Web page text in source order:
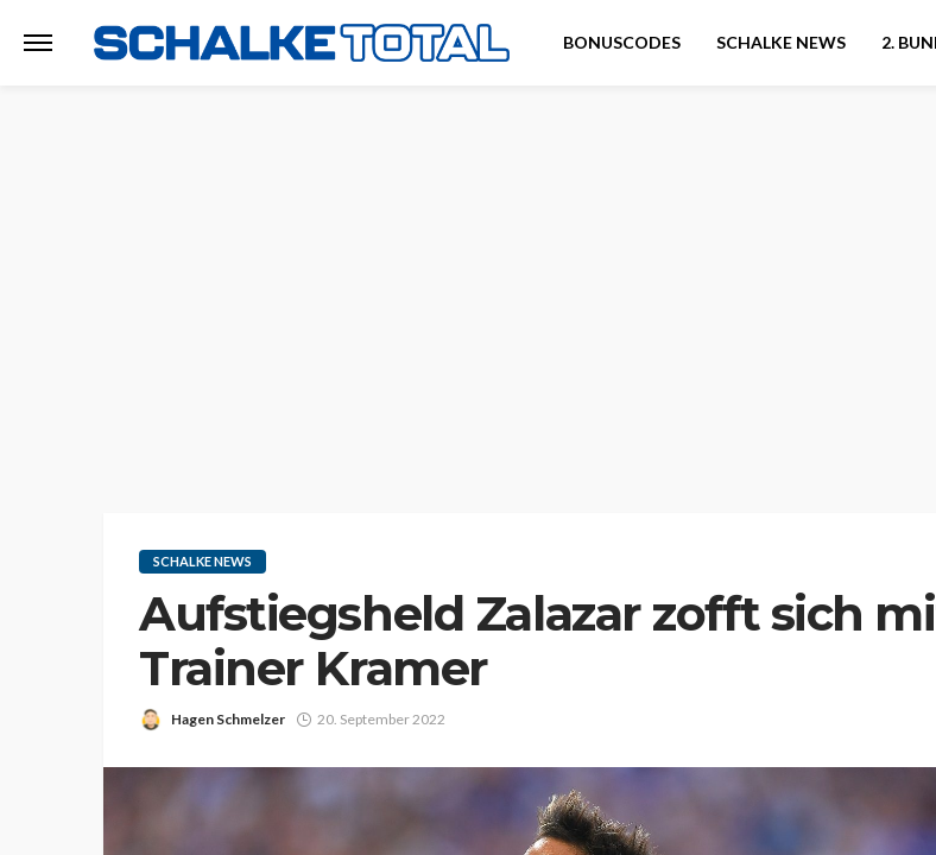
BONUSCODES SCHALKE NEWS 2.
SCHALKE NEWS
Aufstiegsheld Zalazar zofft sich
Trainer Kramer
Hagen Schmelzer 20. September 2022